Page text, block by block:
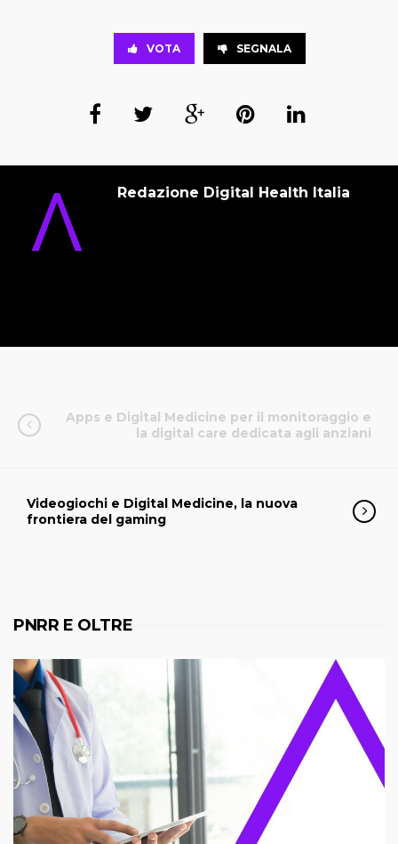
VOTA SEGNALA
Redazione Digital Health Italia
Apps e Digital Medicine per il monitoraggio e
la digital care dedicata agli anziani
Videogiochi e Digital Medicine, la nuova
frontiera del gaming
PNRR E OLTRE